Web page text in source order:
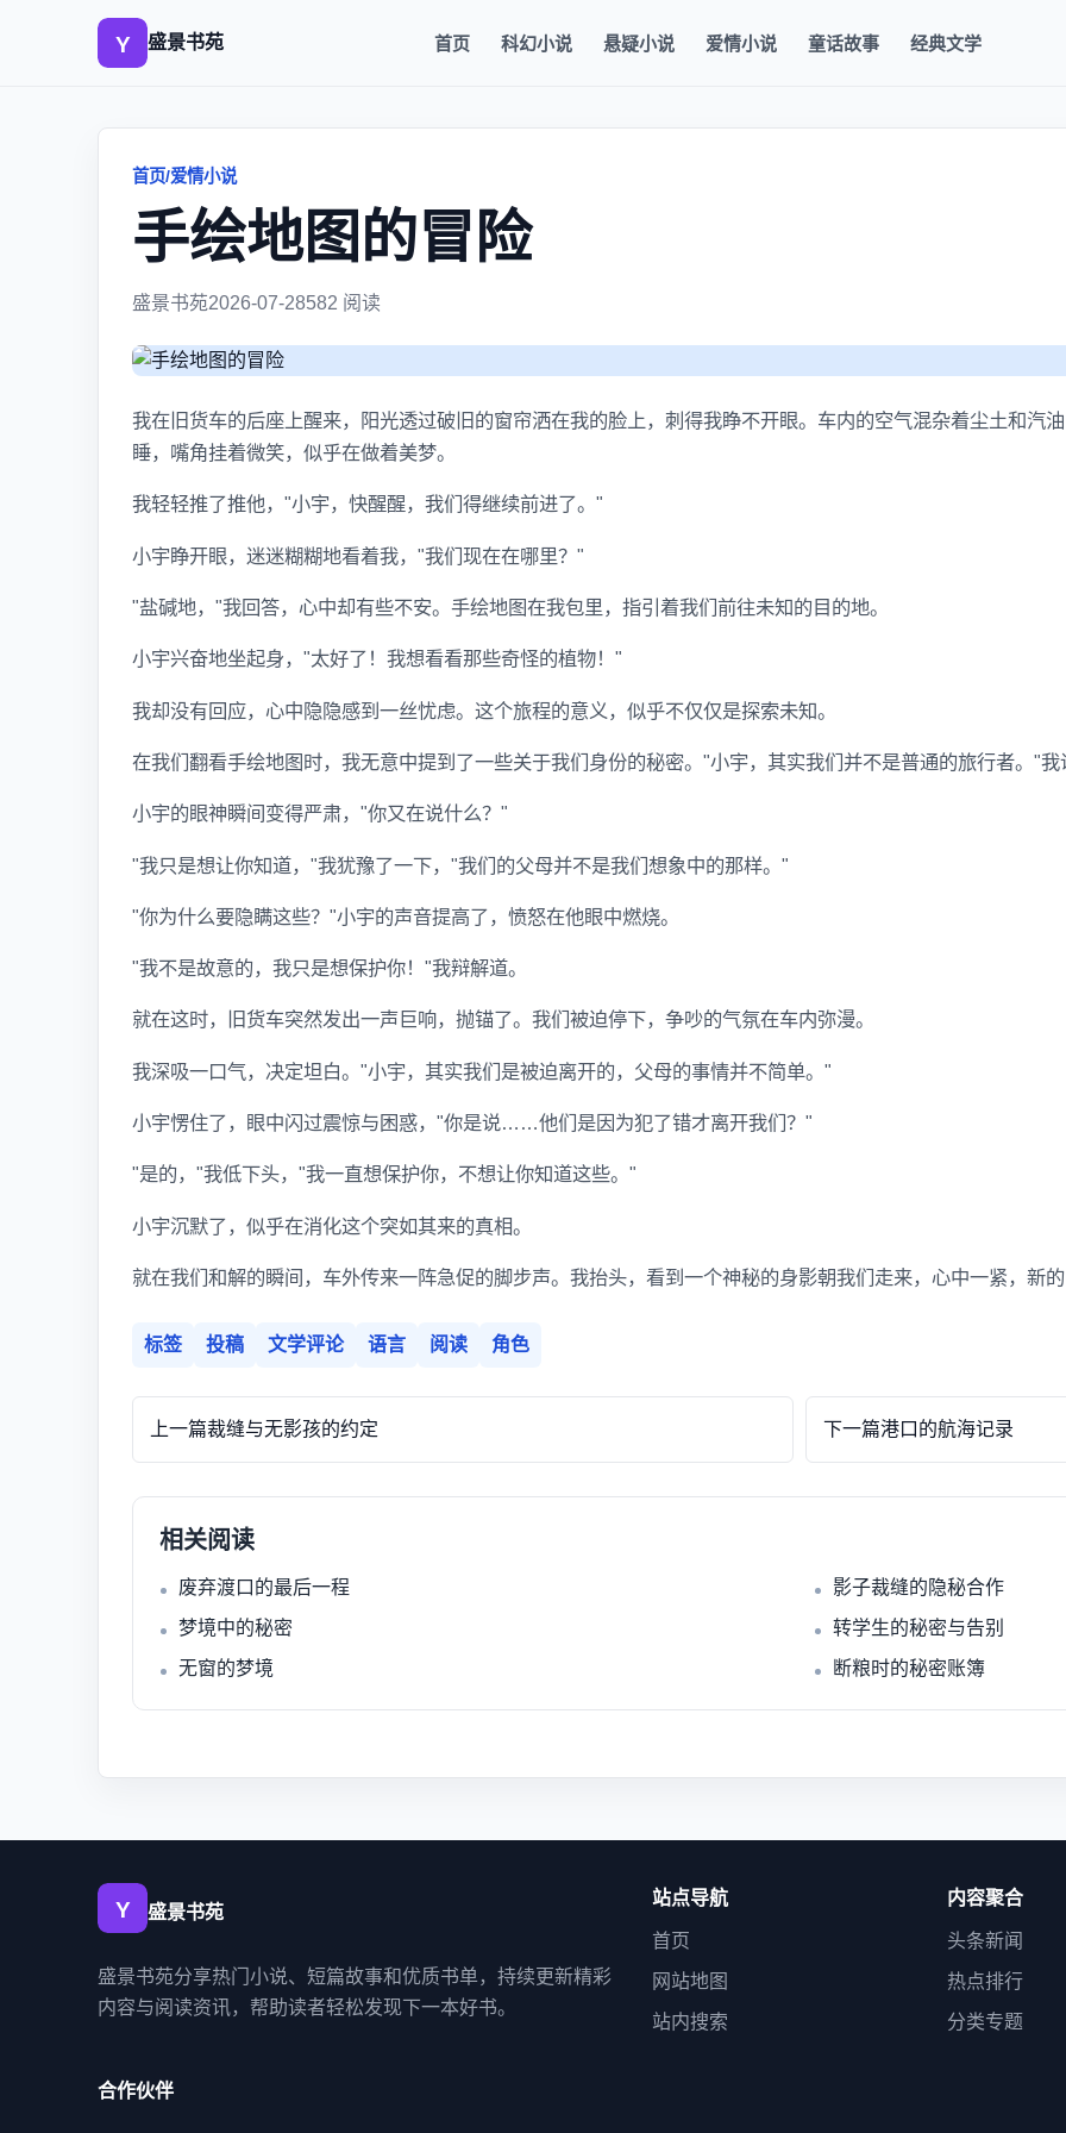
盛景书苑 首页 科幻小说 悬疑小说 爱情小说 童话故事 经典文学
首页/爱情小说
手绘地图的冒险
盛景书苑2026-07-28582 阅读
我在旧货车的后座上醒来，阳光透过破旧的窗帘洒在我的脸上，刺得我睁不开眼。车内的空气混杂着尘土和汽
睡，嘴角挂着微笑，似乎在做着美梦。
我轻轻推了推他，"小宇，快醒醒，我们得继续前进了。"
小宇睁开眼，迷迷糊糊地看着我，"我们现在在哪里？"
"盐碱地，"我回答，心中却有些不安。手绘地图在我包里，指引着我们前往未知的目的地。
小宇兴奋地坐起身，"太好了！我想看看那些奇怪的植物！"
我却没有回应，心中隐隐感到一丝忧虑。这个旅程的意义，似乎不仅仅是探索未知。
在我们翻看手绘地图时，我无意中提到了一些关于我们身份的秘密。"小宇，其实我们并不是普通的旅行者。"我
小宇的眼神瞬间变得严肃，"你又在说什么？"
"我只是想让你知道，"我犹豫了一下，"我们的父母并不是我们想象中的那样。"
"你为什么要隐瞒这些？"小宇的声音提高了，愤怒在他眼中燃烧。
"我不是故意的，我只是想保护你！"我辩解道。
就在这时，旧货车突然发出一声巨响，抛锚了。我们被迫停下，争吵的气氛在车内弥漫。
我深吸一口气，决定坦白。"小宇，其实我们是被迫离开的，父母的事情并不简单。"
小宇愣住了，眼中闪过震惊与困惑，"你是说……他们是因为犯了错才离开我们？"
"是的，"我低下头，"我一直想保护你，不想让你知道这些。"
小宇沉默了，似乎在消化这个突如其来的真相。
就在我们和解的瞬间，车外传来一阵急促的脚步声。我抬头，看到一个神秘的身影朝我们走来，心中一紧，新
标签 投稿 文学评论 语言 阅读 角色
上一篇裁缝与无影孩的约定 下一篇港口的航海记录
相关阅读
废弃渡口的最后一程
影子裁缝的隐秘合作
梦境中的秘密
转学生的秘密与告别
无窗的梦境
断粮时的秘密账簿
盛景书苑
盛景书苑分享热门小说、短篇故事和优质书单，持续更新精彩
内容与阅读资讯，帮助读者轻松发现下一本好书。
站点导航
首页
网站地图
站内搜索
内容聚合
头条新闻
热点排行
分类专题
合作伙伴